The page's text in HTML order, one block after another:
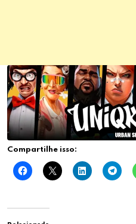
Compartilhe isso: